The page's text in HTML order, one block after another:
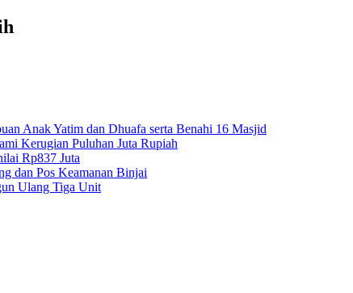
Anak Yatim dan Dhuafa serta Benahi 16 Masjid
Kerugian Puluhan Juta Rupiah
Rp837 Juta
dan Pos Keamanan Binjai
Ulang Tiga Unit